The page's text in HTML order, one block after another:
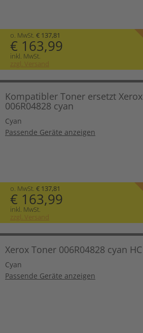
o. MwSt. € 137,81
€ 163,99
inkl. MwSt.
zzgl. Versand
Kompatibler Toner ersetzt Xerox
006R04828 cyan
Cyan
Passende Geräte anzeigen
o. MwSt. € 137,81
€ 163,99
inkl. MwSt.
zzgl. Versand
Xerox Toner 006R04828 cyan HC
Cyan
Passende Geräte anzeigen